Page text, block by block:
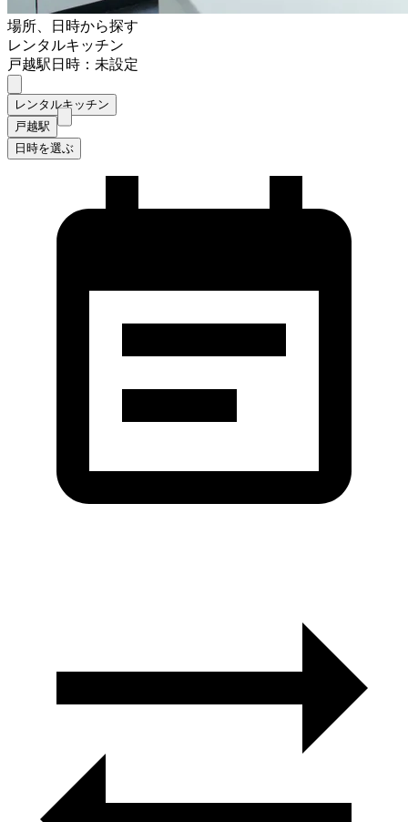
場所、日時から探す
レンタルキッチン
戸越駅日時：未設定
レンタルキッチン
戸越駅
日時を選ぶ